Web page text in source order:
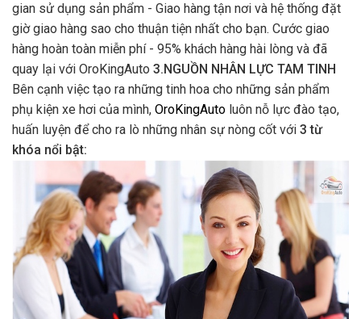
gian sử dụng sản phẩm - Giao hàng tận nơi và hệ thống đặt
giờ giao hàng sao cho thuận tiện nhất cho bạn. Cước giao
hàng hoàn toàn miễn phí - 95% khách hàng hài lòng và đã
quay lại với OroKingAuto 3.NGUỒN NHÂN LỰC TAM TINH
Bên cạnh việc tạo ra những tinh hoa cho những sản phẩm
phụ kiện xe hơi của mình, OroKingAuto luôn nỗ lực đào tạo,
huấn luyện để cho ra lò những nhân sự nòng cốt với 3 từ
khóa nổi bật: